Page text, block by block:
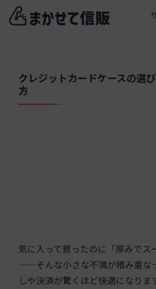
クレジットカードケースの選
方
気に入って買ったのに「厚みでス
——そんな小さな不満が積み重な
しや決済が驚くほど快適になり